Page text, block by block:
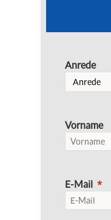
Anrede
Vorname
E-Mail